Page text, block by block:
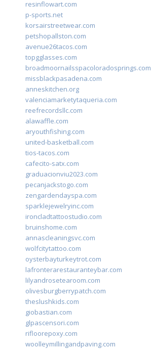
resinflowart.com
p-sports.net
korsairstreetwear.com
petshopallston.com
avenue26tacos.com
topgglasses.com
broadmoornailsspacoloradosprings.com
missblackpasadena.com
anneskitchen.org
valenciamarketytaqueria.com
reefrecordsllc.com
alawaffle.com
aryouthfishing.com
united-basketball.com
tios-tacos.com
cafecito-satx.com
graduacionviu2023.com
pecanjackstogo.com
zengardendayspa.com
sparklejewelryinc.com
ironcladtattoostudio.com
bruinshome.com
annascleaningsvc.com
wolfcitytattoo.com
oysterbayturkeytrot.com
lafronterarestauranteybar.com
lilyandrosetearoom.com
olivesburgberrypatch.com
theslushkids.com
giobastian.com
glpascensori.com
rifloorepoxy.com
woolleymillingandpaving.com